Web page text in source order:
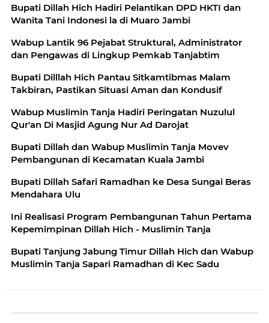
Bupati Dillah Hich Hadiri Pelantikan DPD HKTI dan
Wanita Tani Indonesi la di Muaro Jambi
Wabup Lantik 96 Pejabat Struktural, Administrator
dan Pengawas di Lingkup Pemkab Tanjabtim
Bupati Dilllah Hich Pantau Sitkamtibmas Malam
Takbiran, Pastikan Situasi Aman dan Kondusif
Wabup Muslimin Tanja Hadiri Peringatan Nuzulul
Qur'an Di Masjid Agung Nur Ad Darojat
Bupati Dillah dan Wabup Muslimin Tanja Movev
Pembangunan di Kecamatan Kuala Jambi
Bupati Dillah Safari Ramadhan ke Desa Sungai Beras
Mendahara Ulu
Ini Realisasi Program Pembangunan Tahun Pertama
Kepemimpinan Dillah Hich - Muslimin Tanja
Bupati Tanjung Jabung Timur Dillah Hich dan Wabup
Muslimin Tanja Sapari Ramadhan di Kec Sadu